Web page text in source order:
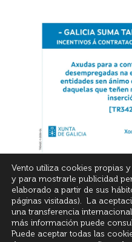
© All
Vento utiliza cookies propias
y para mostrarle publicidad
elaborado a partir de sus
páginas visitadas). La
una transferencia
más información puede
Puede aceptar todas las